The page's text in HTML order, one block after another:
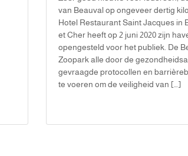
van Beauval op ongeveer dertig
Hotel Restaurant Saint Jacques in
et Cher heeft op 2 juni 2020 zijn
opengesteld voor het publiek. De
Zoopark alle door de
gevraagde protocollen en
te voeren om de veiligheid van […]